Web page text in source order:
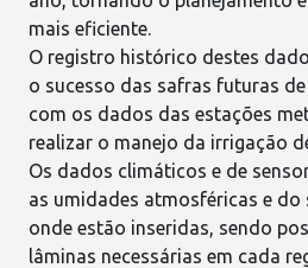
mais eficiente.
O registro histórico destes
o sucesso das safras futuras
com os dados das estações
realizar o manejo da irrigação
Os dados climáticos e de
as umidades atmosféricas e do
onde estão inseridas, sendo
lâminas necessárias em cada